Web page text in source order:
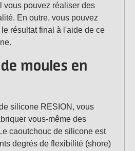
vous pouvez réaliser des
En outre, vous pouvez
résultat final à l'aide de ce
moules en
silicone RESION, vous
vous-même des
caoutchouc de silicone est
degrés de flexibilité (shore)